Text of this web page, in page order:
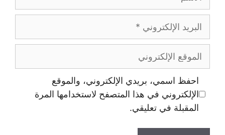
البريد
الإلكتروني
الموقع
الإلكتروني
احفظ اسمي، بريدي الإلكتروني، والموقع
الإلكتروني في هذا المتصفح لاستخدامها المرة
المقبلة في تعليقي.